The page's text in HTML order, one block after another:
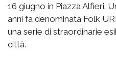
16 giugno in Piazza Alfieri.
anni fa denominata Folk
una serie di straordinarie
città.